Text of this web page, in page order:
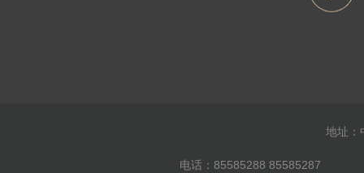
地址：
电话：85585288 85585287